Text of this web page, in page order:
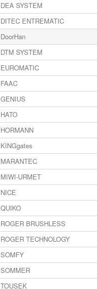
DEA SYSTEM
DITEC ENTREMATIC
DoorHan
DTM SYSTEM
EUROMATIC
FAAC
GENIUS
HATO
HORMANN
KINGgates
MARANTEC
MIWI-URMET
NICE
QUIKO
ROGER BRUSHLESS
ROGER TECHNOLOGY
SOMFY
SOMMER
TOUSEK